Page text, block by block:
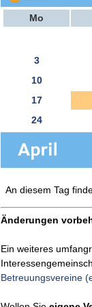
Mo
3
10
17
24
An diesem Tag
Änderungen
Ein weiteres
Betreuungsvereine